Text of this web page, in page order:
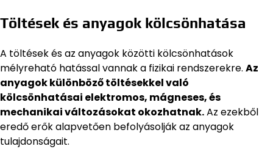
Töltések és anyagok kölcsönhatása
A töltések és az anyagok közötti kölcsönhatások
mélyreható hatással vannak a fizikai rendszerekre. Az
anyagok különböző töltésekkel való
kölcsönhatásai elektromos, mágneses, és
mechanikai változásokat okozhatnak.Az ezekből
eredő erők alapvetően befolyásolják az anyagok
tulajdonságait.